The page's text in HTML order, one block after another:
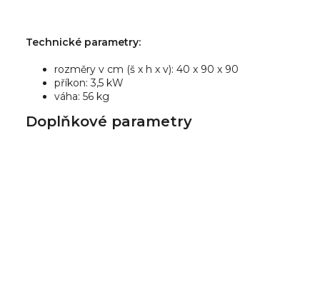
Technické parametry:
rozměry v cm (š x h x v): 40 x 90 x 90
příkon: 3,5 kW
váha: 56 kg
Doplňkové parametry